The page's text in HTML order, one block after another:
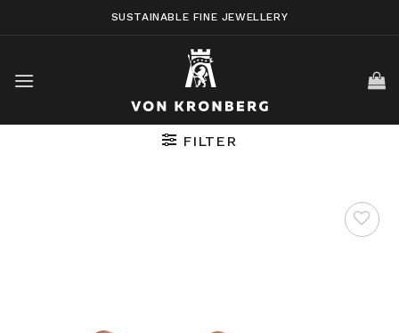
SUSTAINABLE FINE JEWELLERY
FILTER